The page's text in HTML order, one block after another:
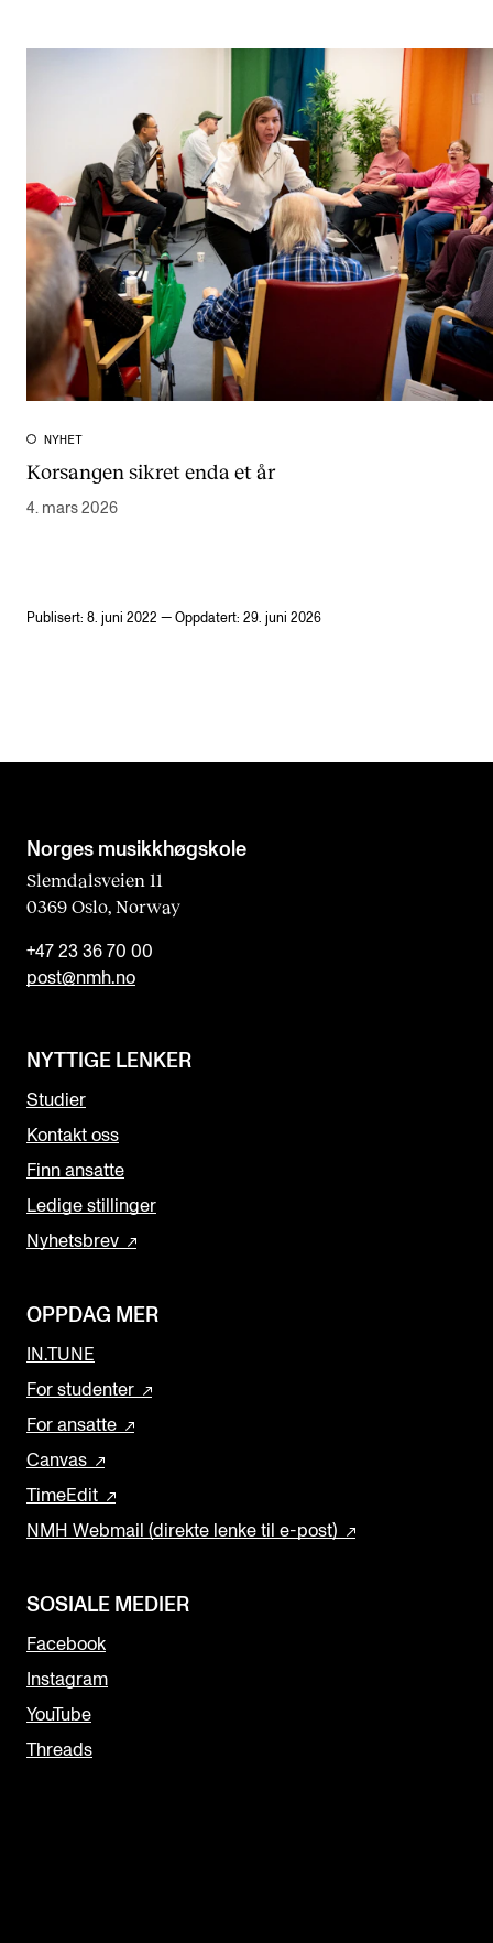
NYHET
Korsangen sikret enda et år
4. mars 2026
Publisert: 8. juni 2022 — Oppdatert: 29. juni 2026
Norges musikk­høgskole
Slemdalsveien 11
0369 Oslo, Norway
+47 23 36 70 00
post@nmh.no
NYTTIGE LENKER
Studier
Kontakt oss
Finn ansatte
Ledige stillinger
Nyhetsbrev
OPPDAG MER
IN.TUNE
For studenter
For ansatte
Canvas
TimeEdit
NMH Webmail (direkte lenke til e-post)
SOSIALE MEDIER
Facebook
Instagram
YouTube
Threads